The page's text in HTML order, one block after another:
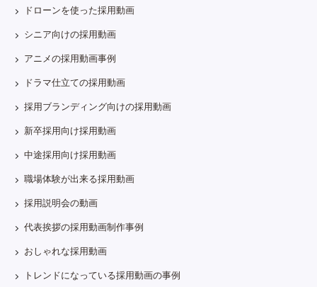
ドローンを使った採用動画
シニア向けの採用動画
アニメの採用動画事例
ドラマ仕立ての採用動画
採用ブランディング向けの採用動画
新卒採用向け採用動画
中途採用向け採用動画
職場体験が出来る採用動画
採用説明会の動画
代表挨拶の採用動画制作事例
おしゃれな採用動画
トレンドになっている採用動画の事例